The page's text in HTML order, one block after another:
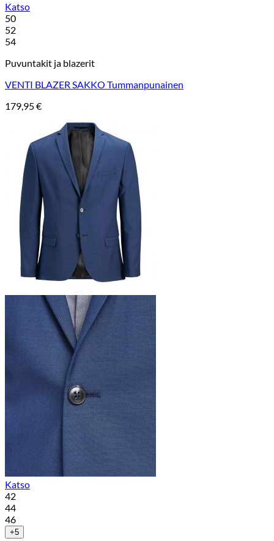
Katso
50
52
54
Puvuntakit ja blazerit
VENTI BLAZER SAKKO Tummanpunainen
179,95€
Katso
42
44
46
+5